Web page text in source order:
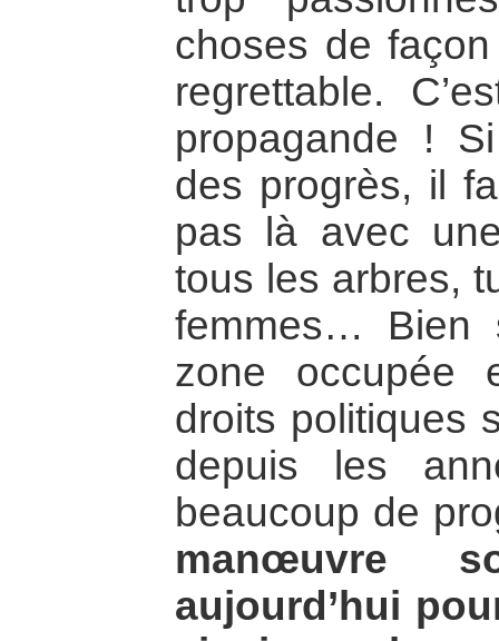
choses de
regrettable.
propagande !
des progrès, il
pas là avec
tous les arbres,
femmes… Bien
zone occupée
droits politiques
depuis les
beaucoup de
manœuvre
aujourd’hui